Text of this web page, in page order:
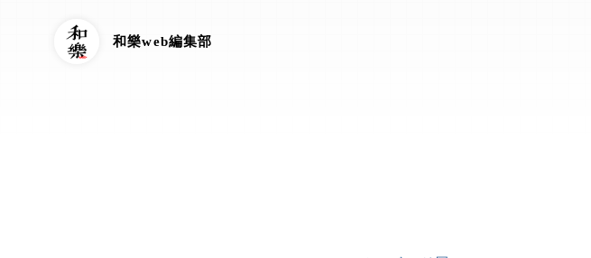
和樂web編集部